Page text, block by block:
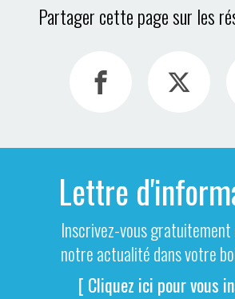
Partager cette page sur les
Lettre
Inscrivez-vous
notre actualité dans votre
[ Cliquez ici pour vous